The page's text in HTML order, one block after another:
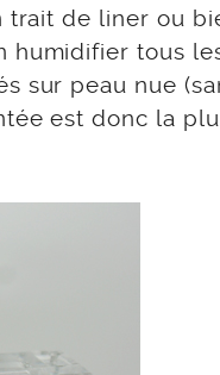
trait de liner ou
humidifier tous
sur peau nue
est donc la